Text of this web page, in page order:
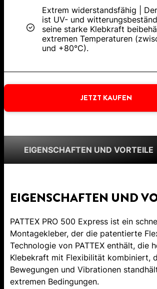
Extrem widerstandsfähig |
ist UV- und
seine starke Klebkraft
extremen Temperaturen
und +80°C).
JETZT KAUFEN
EIGENSCHAFTEN UND VORTEILE
EIGENSCHAFTEN UND
PATTEX PRO 500 Express ist ein
Montagekleber, der die patentierte
Technologie von PATTEX enthält, die
Klebekraft mit Flexibilität kombiniert,
Bewegungen und Vibrationen
extremen Bedingungen.